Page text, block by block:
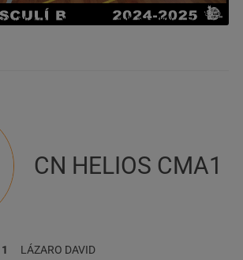
CN HELIOS CMA1
1 LÁZARO DAVID